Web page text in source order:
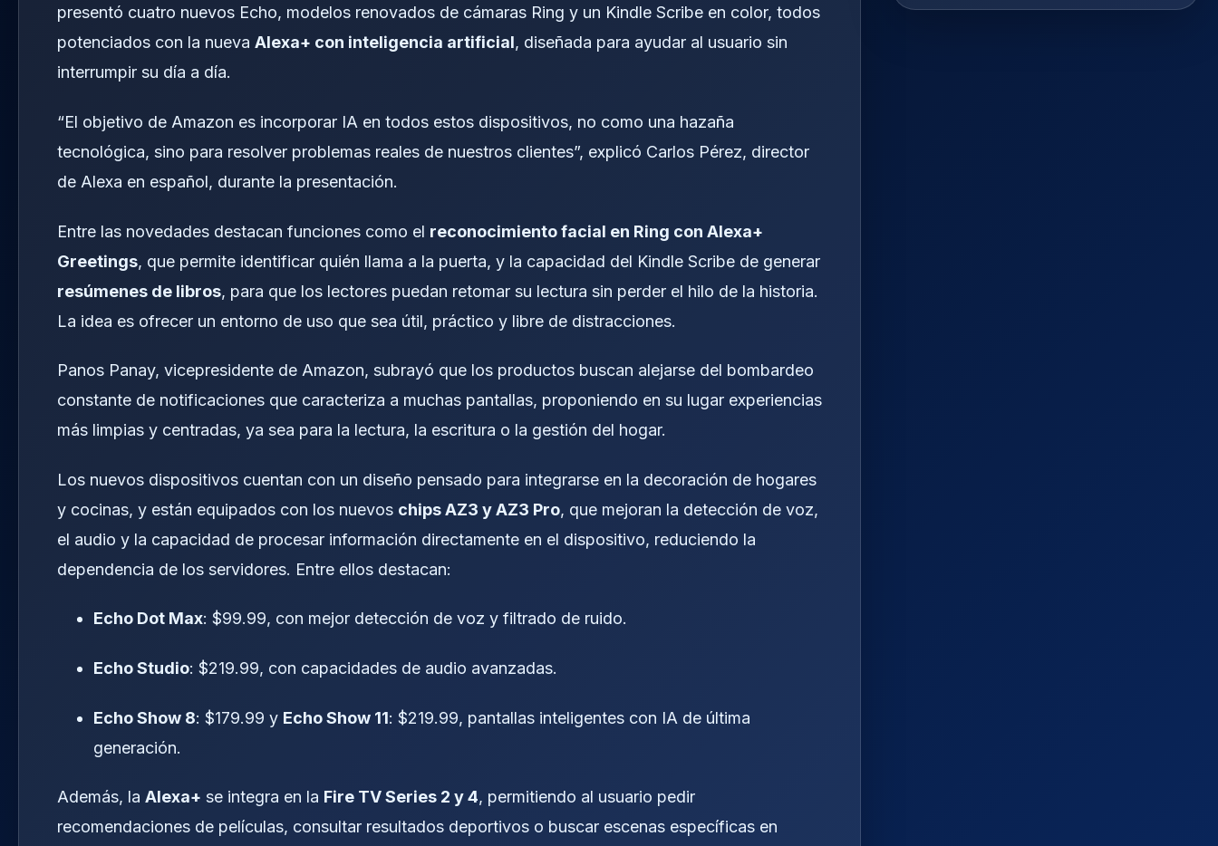
presentó cuatro nuevos Echo, modelos renovados de cámaras Ring y un Kindle Scribe en color, todos
potenciados con la nueva Alexa+ con inteligencia artificial, diseñada para ayudar al usuario sin
interrumpir su día a día.
“El objetivo de Amazon es incorporar IA en todos estos dispositivos, no como una hazaña
tecnológica, sino para resolver problemas reales de nuestros clientes”, explicó Carlos Pérez, director
de Alexa en español, durante la presentación.
Entre las novedades destacan funciones como el reconocimiento facial en Ring con Alexa+
Greetings, que permite identificar quién llama a la puerta, y la capacidad del Kindle Scribe de generar
resúmenes de libros, para que los lectores puedan retomar su lectura sin perder el hilo de la historia.
La idea es ofrecer un entorno de uso que sea útil, práctico y libre de distracciones.
Panos Panay, vicepresidente de Amazon, subrayó que los productos buscan alejarse del bombardeo
constante de notificaciones que caracteriza a muchas pantallas, proponiendo en su lugar experiencias
más limpias y centradas, ya sea para la lectura, la escritura o la gestión del hogar.
Los nuevos dispositivos cuentan con un diseño pensado para integrarse en la decoración de hogares
y cocinas, y están equipados con los nuevos chips AZ3 y AZ3 Pro, que mejoran la detección de voz,
el audio y la capacidad de procesar información directamente en el dispositivo, reduciendo la
dependencia de los servidores. Entre ellos destacan:
Echo Dot Max: $99.99, con mejor detección de voz y filtrado de ruido.
Echo Studio: $219.99, con capacidades de audio avanzadas.
Echo Show 8: $179.99 y Echo Show 11: $219.99, pantallas inteligentes con IA de última
generación.
Además, la Alexa+ se integra en la Fire TV Series 2 y 4, permitiendo al usuario pedir
recomendaciones de películas, consultar resultados deportivos o buscar escenas específicas en